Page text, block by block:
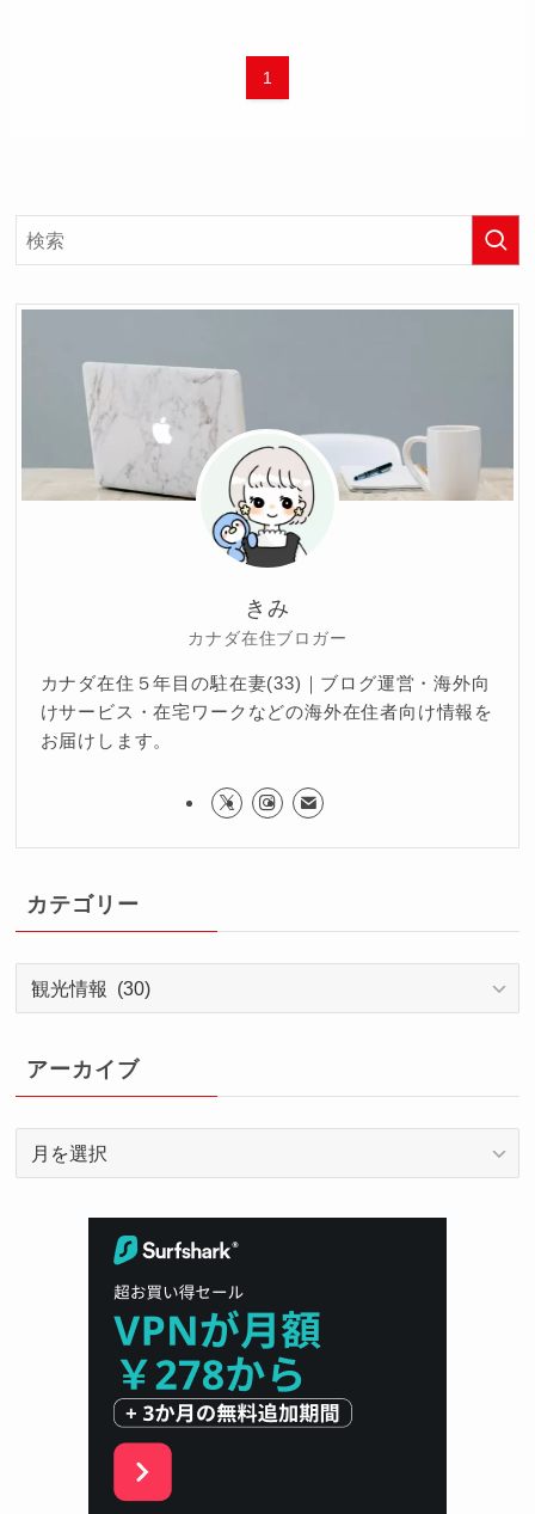
1
きみ
カナダ在住ブロガー
カナダ在住５年目の駐在妻(33)｜ブログ運営・海外向
けサービス・在宅ワークなどの海外在住者向け情報を
お届けします。
カテゴリー
カ
リ
ー
アーカイブ